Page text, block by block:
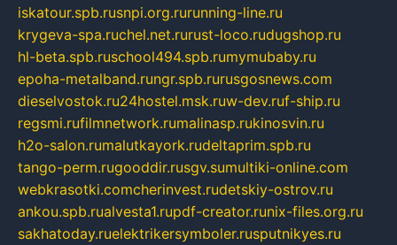
iskatour.spb.rusnpi.org.rurunning-line.ru
krygeva-spa.ruchel.net.rurust-loco.rudugshop.ru
hl-beta.spb.ruschool494.spb.rumymubaby.ru
epoha-metalband.rungr.spb.rurusgosnews.com
dieselvostok.ru24hostel.msk.ruw-dev.ruf-ship.ru
regsmi.rufilmnetwork.rumalinasp.rukinosvin.ru
h2o-salon.rumalutkayork.rudeltaprim.spb.ru
tango-perm.rugooddir.rusgv.sumultiki-online.com
webkrasotki.comcherinvest.rudetskiy-ostrov.ru
ankou.spb.rualvesta1.rupdf-creator.runix-files.org.ru
sakhatoday.ruelektrikersymboler.rusputnikyes.ru